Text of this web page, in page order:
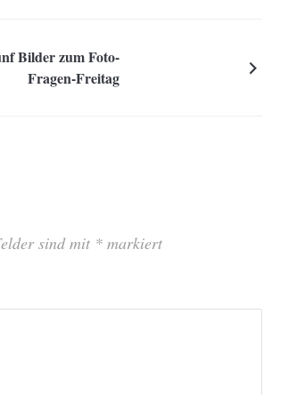
Bilder zum Foto-
Fragen-Freitag
sind mit * markiert